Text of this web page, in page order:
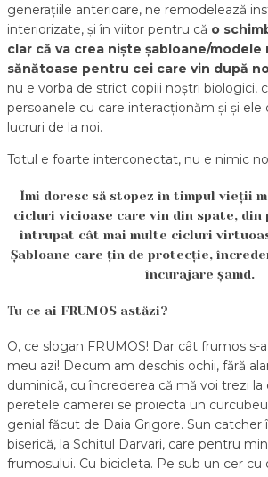
generațiile anterioare, ne remodelează
interiorizate, și în viitor pentru că o
clar că va crea niște șabloane/modele
sănătoase pentru cei care vin după
nu e vorba de strict copiii noștri biologici,
persoanele cu care interacționăm și și ele
lucruri de la noi.
Totul e foarte interconectat, nu e nimic
Îmi doresc să stopez în timpul vieții
cicluri vicioase care vin din spate, din
întrupat cât mai multe cicluri
Șabloane care țin de protecție,
încurajare șamd.
Tu ce ai FRUMOS astăzi?
O, ce slogan FRUMOS! Dar cât frumos s-
meu azi! Decum am deschis ochii, fără
duminică, cu încrederea că mă voi trezi la
peretele camerei se proiecta un
genial făcut de Daia Grigore. Sun catcher
biserică, la Schitul Darvari, care pentru
frumosului. Cu bicicleta. Pe sub un cer cu